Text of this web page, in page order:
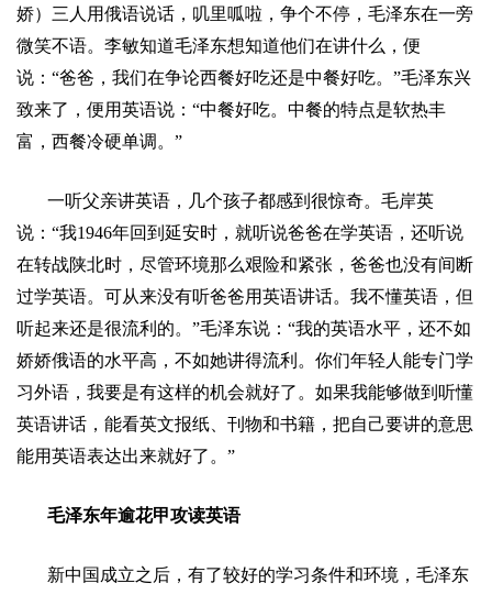
娇）三人用俄语说话，叽里呱啦，争个不停，毛泽东在一旁
微笑不语。李敏知道毛泽东想知道他们在讲什么，便
说： “爸爸，我们在争论西餐好吃还是中餐好吃。 ”毛泽东兴
致来了，便用英语说： “中餐好吃。中餐的特点是软热丰
富，西餐冷硬单调。 ”
一听父亲讲英语，几个孩子都感到很惊奇。毛岸英
说： “我1946年回到延安时，就听说爸爸在学英语，还听说
在转战陕北时，尽管环境那么艰险和紧张，爸爸也没有间断
过学英语。可从来没有听爸爸用英语讲话。我不懂英语，但
听起来还是很流利的。 ”毛泽东说： “我的英语水平，还不如
娇娇俄语的水平高，不如她讲得流利。你们年轻人能专门学
习外语，我要是有这样的机会就好了。如果我能够做到听懂
英语讲话，能看英文报纸、刊物和书籍，把自己要讲的意思
能用英语表达出来就好了。 ”
毛泽东年逾花甲攻读英语
新中国成立之后，有了较好的学习条件和环境，毛泽东